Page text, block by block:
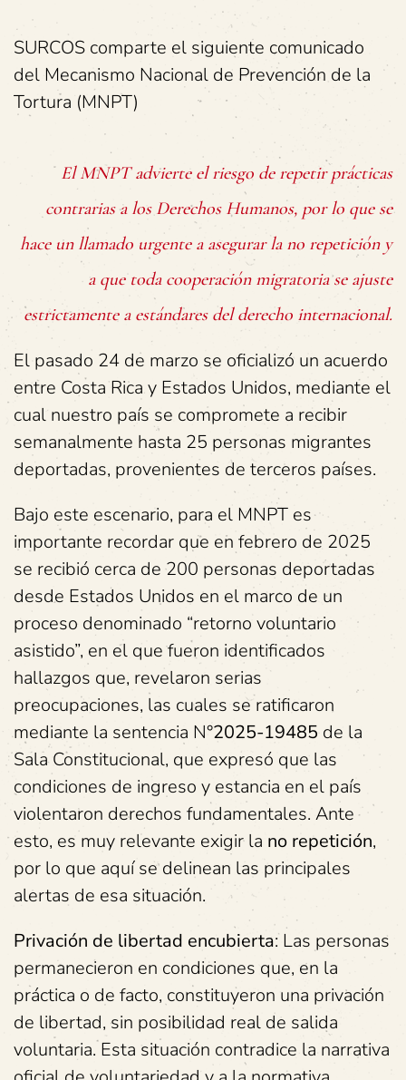
SURCOS comparte el siguiente comunicado
del Mecanismo Nacional de Prevención de la
Tortura (MNPT)
El MNPT advierte el riesgo de repetir prácticas
contrarias a los Derechos Humanos, por lo que se
hace un llamado urgente a asegurar la no repetición y
a que toda cooperación migratoria se ajuste
estrictamente a estándares del derecho internacional.
El pasado 24 de marzo se oficializó un acuerdo
entre Costa Rica y Estados Unidos, mediante el
cual nuestro país se compromete a recibir
semanalmente hasta 25 personas migrantes
deportadas, provenientes de terceros países.
Bajo este escenario, para el MNPT es
importante recordar que en febrero de 2025
se recibió cerca de 200 personas deportadas
desde Estados Unidos en el marco de un
proceso denominado “retorno voluntario
asistido”, en el que fueron identificados
hallazgos que, revelaron serias
preocupaciones, las cuales se ratificaron
mediante la sentencia N°2025-19485 de la
Sala Constitucional, que expresó que las
condiciones de ingreso y estancia en el país
violentaron derechos fundamentales. Ante
esto, es muy relevante exigir la no repetición,
por lo que aquí se delinean las principales
alertas de esa situación.
Privación de libertad encubierta: Las personas
permanecieron en condiciones que, en la
práctica o de facto, constituyeron una privación
de libertad, sin posibilidad real de salida
voluntaria. Esta situación contradice la narrativa